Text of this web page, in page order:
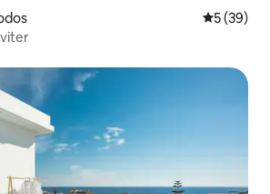
5 av 5 i
5 (39)